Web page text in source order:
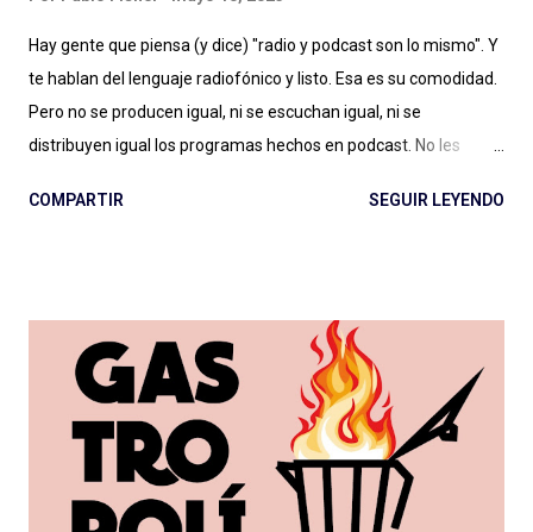
Hay gente que piensa (y dice) "radio y podcast son lo mismo". Y
te hablan del lenguaje radiofónico y listo. Esa es su comodidad.
Pero no se producen igual, ni se escuchan igual, ni se
distribuyen igual los programas hechos en podcast. No les
(podcast), con escuchar el páramo creativo (radio) vs. la
Porque los debates no pueden ser eternos. Y entonces
hablamos de lenguaje sonoro, hablamos de audio digital a
demanda del siglo XXI, hablamos de géneros, formatos, estilos.
Compartimos programas hechos para audiencias regionales,
globales, en nuestro idioma. Pero hay que aportar , siento en
este momento, un granito más al debate: el de las diferencias
COMPARTIR SEGUIR LEYENDO